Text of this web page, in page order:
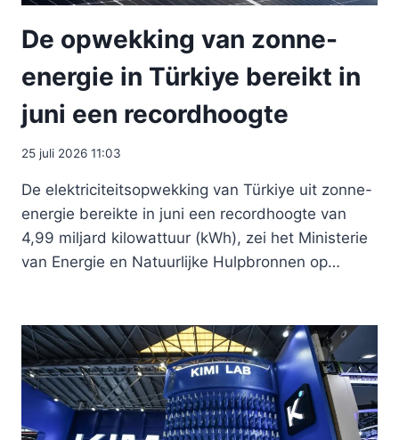
De opwekking van zonne-
energie in Türkiye bereikt in
juni een recordhoogte
25 juli 2026 11:03
De elektriciteitsopwekking van Türkiye uit zonne-
energie bereikte in juni een recordhoogte van
4,99 miljard kilowattuur (kWh), zei het Ministerie
van Energie en Natuurlijke Hulpbronnen op…